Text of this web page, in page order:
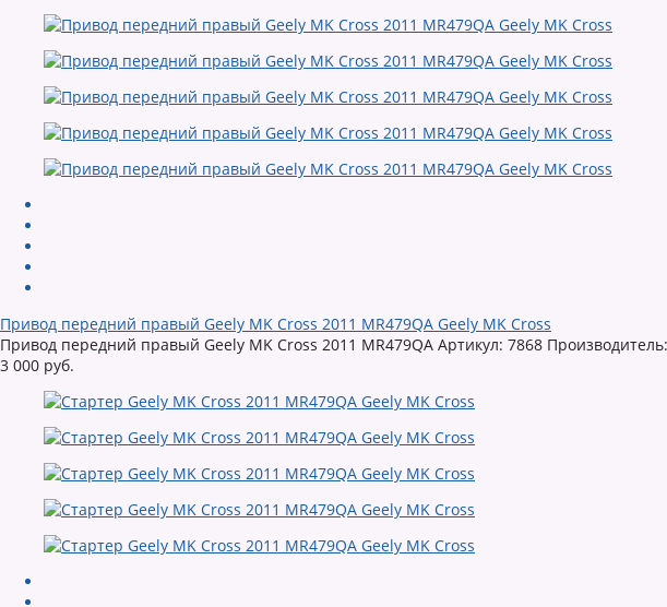
Привод передний правый Geely MK Cross 2011 MR479QA Geely MK Cross
Привод передний правый Geely MK Cross 2011 MR479QA Артикул: 7868
3 000 руб.